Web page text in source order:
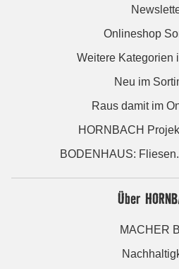
Onlineshop
Weitere Kategorien
Neu im
Raus damit im
HORNBACH
BODENHAUS:
Über
MACHER